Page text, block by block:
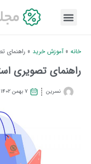
خانه » آموزش خرید » راهنمای
راهنمای تصویری
نسرین ۷ بهمن ۱۴۰۲